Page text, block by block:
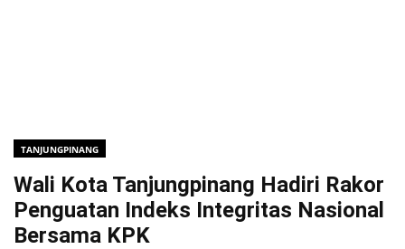
TANJUNGPINANG
Wali Kota Tanjungpinang Hadiri Rakor
Penguatan Indeks Integritas Nasional
Bersama KPK